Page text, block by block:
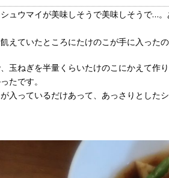
ュウマイが美味しそうで美味しそうで…
えていたところにたけのこが手に入った
玉ねぎを半量くらいたけのこにかえて作
たです。
入っているだけあって、あっさりとした